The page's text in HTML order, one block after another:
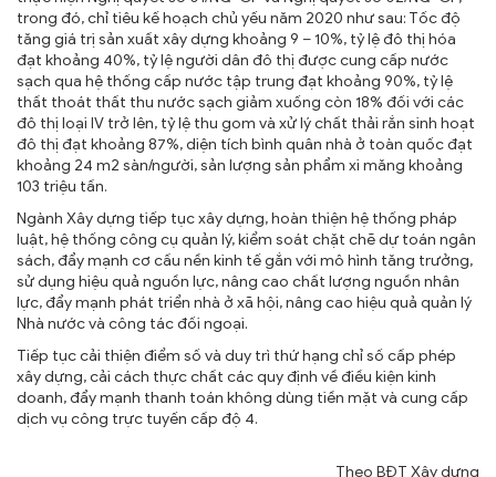
trong đó, chỉ tiêu kế hoạch chủ yếu năm 2020 như sau: Tốc độ
tăng giá trị sản xuất xây dựng khoảng 9 – 10%, tỷ lệ đô thị hóa
đạt khoảng 40%, tỷ lệ người dân đô thị được cung cấp nước
sạch qua hệ thống cấp nước tập trung đạt khoảng 90%, tỷ lệ
thất thoát thất thu nước sạch giảm xuống còn 18% đối với các
đô thị loại IV trở lên, tỷ lệ thu gom và xử lý chất thải rắn sinh hoạt
đô thị đạt khoảng 87%, diện tích bình quân nhà ở toàn quốc đạt
khoảng 24 m2 sàn/người, sản lượng sản phẩm xi măng khoảng
103 triệu tấn.
Ngành Xây dựng tiếp tục xây dựng, hoàn thiện hệ thống pháp
luật, hệ thống công cụ quản lý, kiểm soát chặt chẽ dự toán ngân
sách, đẩy mạnh cơ cấu nền kinh tế gắn với mô hình tăng trưởng,
sử dụng hiệu quả nguồn lực, nâng cao chất lượng nguồn nhân
lực, đẩy mạnh phát triển nhà ở xã hội, nâng cao hiệu quả quản lý
Nhà nước và công tác đối ngoại.
Tiếp tục cải thiện điểm số và duy trì thứ hạng chỉ số cấp phép
xây dựng, cải cách thực chất các quy định về điều kiện kinh
doanh, đẩy mạnh thanh toán không dùng tiền mặt và cung cấp
dịch vụ công trực tuyến cấp độ 4.
Theo BĐT Xây dựng